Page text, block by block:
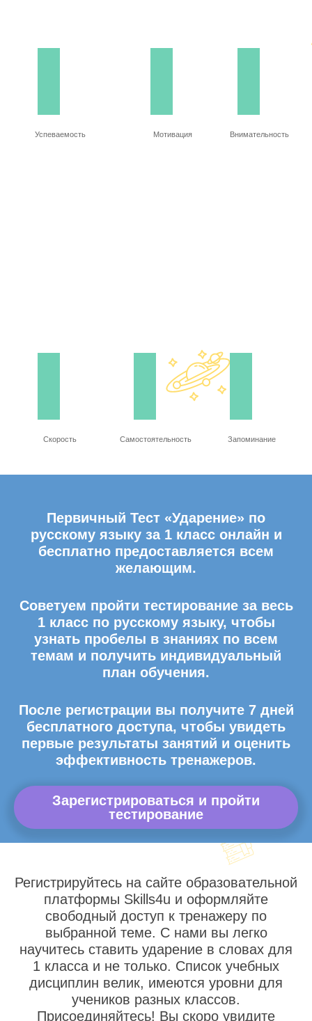
Успеваемость Мотивация Внимательность
Скорость Самостоятельность Запоминание
Первичный Тест «Ударение» по
русскому языку за 1 класс онлайн и
бесплатно предоставляется всем
желающим.
Советуем пройти тестирование за весь
1 класс по русскому языку, чтобы
узнать пробелы в знаниях по всем
темам и получить индивидуальный
план обучения.
После регистрации вы получите 7 дней
бесплатного доступа, чтобы увидеть
первые результаты занятий и оценить
эффективность тренажеров.
Зарегистрироваться и пройти
тестирование
Регистрируйтесь на сайте образовательной
платформы Skills4u и оформляйте
свободный доступ к тренажеру по
выбранной теме. С нами вы легко
научитесь ставить ударение в словах для
1 класса и не только. Список учебных
дисциплин велик, имеются уровни для
учеников разных классов.
Присоединяйтесь! Вы скоро увидите